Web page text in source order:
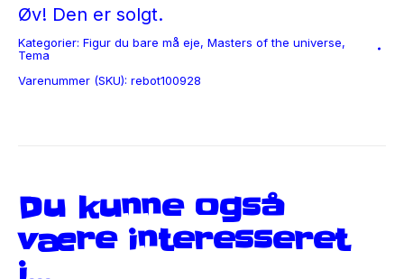
Øv! Den er solgt.
Kategorier: Figur du bare må eje, Masters of the universe,
Tema
Varenummer (SKU): rebot100928
Du kunne også
være interesseret